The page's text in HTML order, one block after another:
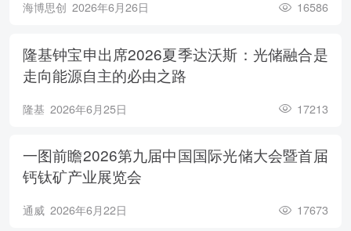
海博思创 2026年6月26日 16586
隆基钟宝申出席2026夏季达沃斯：光储融合是
走向能源自主的必由之路
隆基 2026年6月25日 17213
一图前瞻2026第九届中国国际光储大会暨首届
钙钛矿产业展览会
通威 2026年6月22日 17673